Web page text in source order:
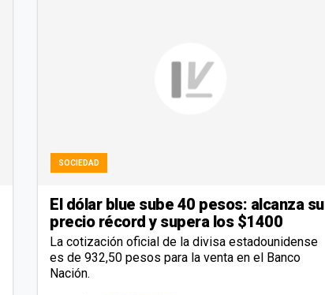
SOCIEDAD
El dólar blue sube 40 pesos: alcanza su
precio récord y supera los $1400
La cotización oficial de la divisa estadounidense
es de 932,50 pesos para la venta en el Banco
Nación.